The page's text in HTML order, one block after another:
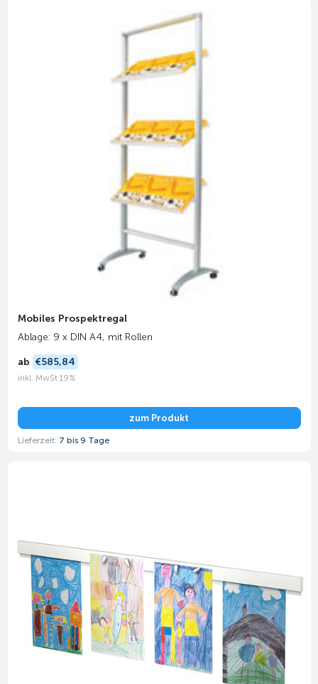
Mobiles Prospektregal
Ablage: 9 x DIN A4, mit Rollen
ab €585,84
inkl. MwSt 19%
zum Produkt
Lieferzeit: 7 bis 9 Tage